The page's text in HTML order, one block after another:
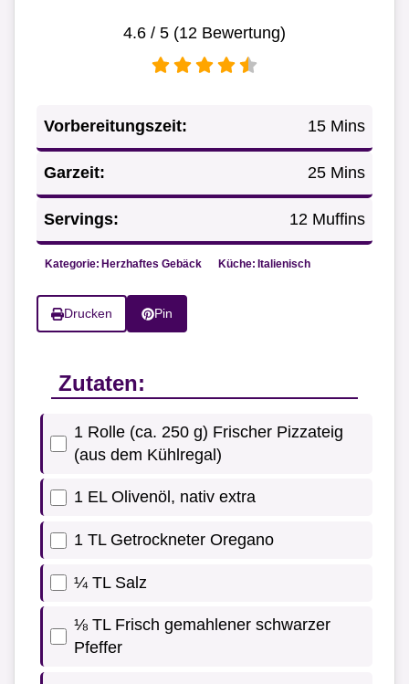
4.6 / 5 (12 Bewertung)
Vorbereitungszeit: 15 Mins
Garzeit: 25 Mins
Servings: 12 Muffins
Kategorie: Herzhaftes Gebäck Küche: Italienisch
Drucken Pin
Zutaten:
1 Rolle (ca. 250 g) Frischer Pizzateig
(aus dem Kühlregal)
1 EL Olivenöl, nativ extra
1 TL Getrockneter Oregano
¼ TL Salz
⅛ TL Frisch gemahlener schwarzer
Pfeffer